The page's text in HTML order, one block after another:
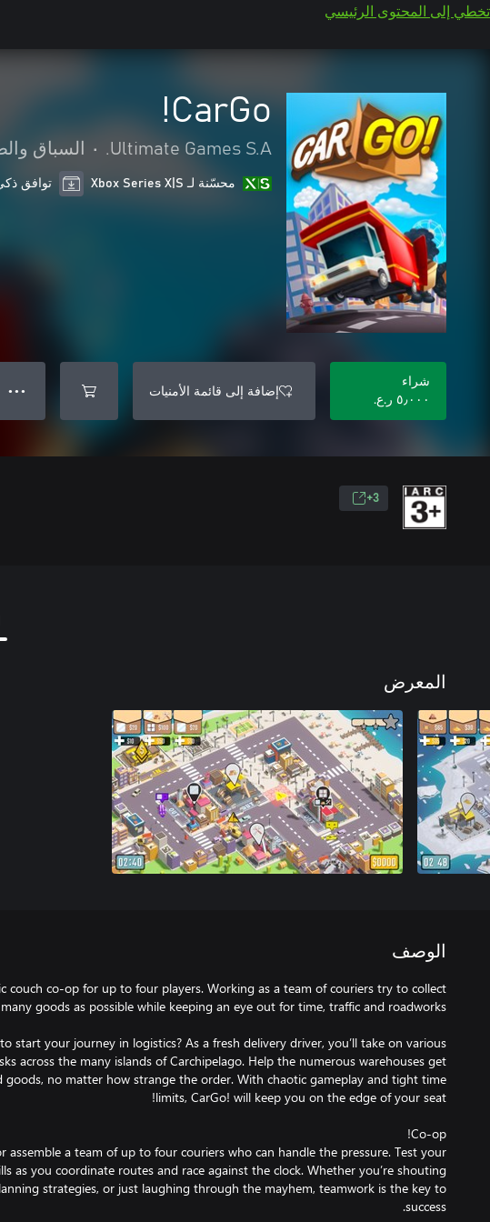
تخطي إلى المحتوى الرئيسي
CarGo!
Ultimate Games S.A.
• السباق
محسّنة لـ Xbox Series X|S توافق
شراء
٥٫٠٠٠ ر.ع.‏
إضافة إلى قائمة الأمنيات ● ● ●
3+
المعرض
الوصف
couch co-op for up to four players. Working as a team of couriers try to collect
start your journey in logistics? As a fresh delivery driver, you’ll take on various
across the many islands of Carchipelago. Help the numerous warehouses get
goods, no matter how strange the order. With chaotic gameplay and tight time
assemble a team of up to four couriers who can handle the pressure. Test your
as you coordinate routes and race against the clock. Whether you’re shouting
strategies, or just laughing through the mayhem, teamwork is the key to